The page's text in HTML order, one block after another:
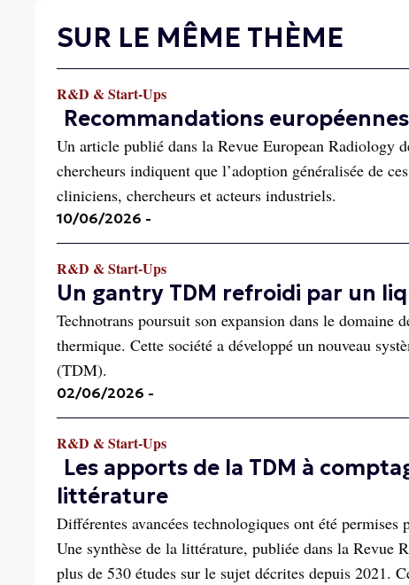
SUR LE MÊME THÈME
R&D & Start-Ups
Recommandations
Un article publié dans la Revue European Radiology
chercheurs indiquent que l’adoption généralisée de
cliniciens, chercheurs et acteurs industriels.
10/06/2026 -
R&D & Start-Ups
Un gantry TDM refroidi par un
Technotrans poursuit son expansion dans le domaine
thermique. Cette société a développé un nouveau
(TDM).
02/06/2026 -
R&D & Start-Ups
Les apports de la TDM à
littérature
Différentes avancées technologiques ont été
Une synthèse de la littérature, publiée dans la Revue
plus de 530 études sur le sujet décrites depuis 2021.